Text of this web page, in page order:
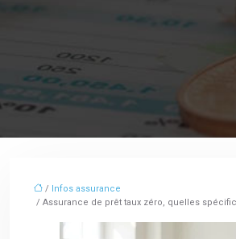
/ Infos assurance
/ Assurance de prêt taux zéro, quelles